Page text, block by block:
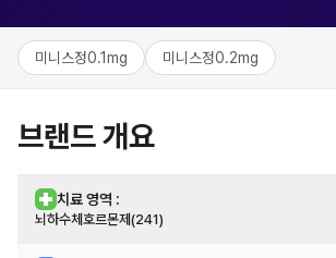
미니스정0.1mg 미니스정0.2mg
브랜드 개요
치료 영역 :
뇌하수체호르몬제(241)